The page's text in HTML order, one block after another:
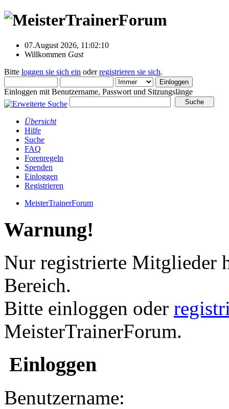
07.August 2026, 11:02:10
Willkommen Gast
Bitte loggen sie sich ein oderregistrieren sie sich.
Einloggen mit Benutzername, Passwort und Sitzungslänge
Übersicht
Hilfe
Suche
FAQ
Forenregeln
Spenden
Einloggen
Registrieren
MeisterTrainerForum
Warnung!
Nur registrierte Mitglieder
Bereich.
Bitte einloggen oder
MeisterTrainerForum.
Einloggen
Benutzername: